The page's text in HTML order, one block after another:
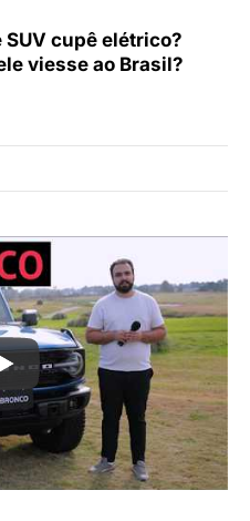
cupê elétrico?
viesse ao Brasil?